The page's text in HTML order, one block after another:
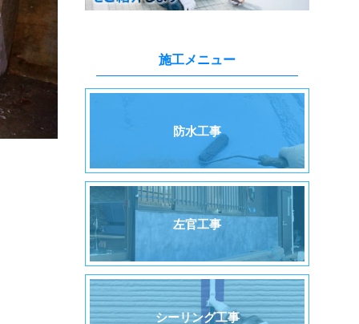
施工メニュー
防水工事
左官工事
シーリング工事